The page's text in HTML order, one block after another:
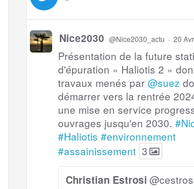
Nice2030 @Nice2030_actu · 20
Présentation de la future
d'épuration « Haliotis 2 »
travaux menés par @suez
démarrer vers la rentrée
une mise en service
ouvrages jusqu'en 2030.
#Haliotis #environnement
#assainissement 3
Christian Estrosi